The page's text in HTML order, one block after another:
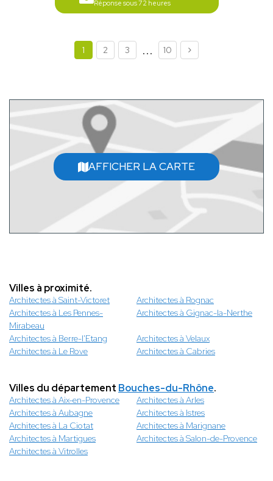
Réponse sous 72 heures
1 2 3 ... 10
AFFICHER LA CARTE
Villes à proximité.
Architectes à Saint-Victoret
Architectes à Rognac
Architectes à Les Pennes-
Mirabeau
Architectes à Gignac-la-Nerthe
Architectes à Berre-l'Etang
Architectes à Velaux
Architectes à Le Rove
Architectes à Cabries
Villes du département Bouches-du-Rhône.
Architectes à Aix-en-Provence
Architectes à Arles
Architectes à Aubagne
Architectes à Istres
Architectes à La Ciotat
Architectes à Marignane
Architectes à Martigues
Architectes à Salon-de-Provence
Architectes à Vitrolles